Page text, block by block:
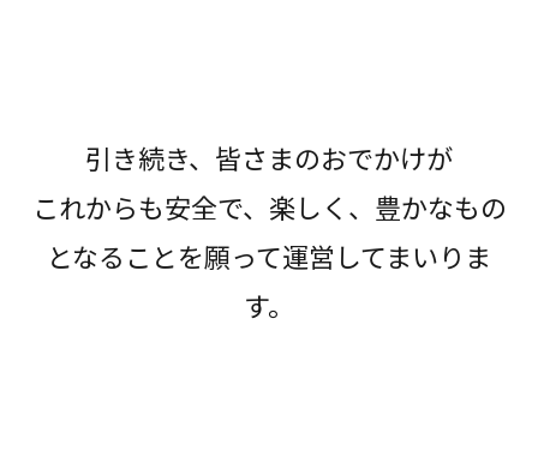
引き続き、皆さまのおでかけが
これからも安全で、楽しく、豊かなもの
となることを願って運営してまいりま
す。